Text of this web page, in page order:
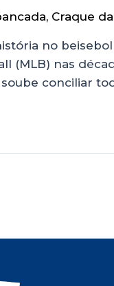
, Craque
no
(MLB) nas
conciliar